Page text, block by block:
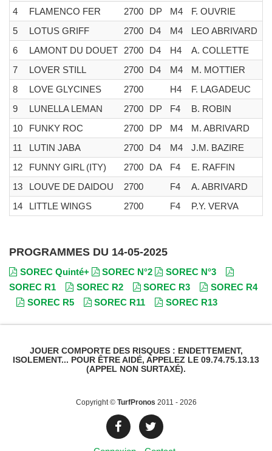
4
FLAMENCO FER 2700 DP M4 F. OUVRIE
5
LOTUS GRIFF 2700 D4 M4 LEO ABRIVARD
6
LAMONT DU DOUET 2700 D4 H4 A. COLLETTE
7
LOVER STILL 2700 D4 M4 M. MOTTIER
8
LOVE GLYCINES 2700 H4 F. LAGADEUC
9
LUNELLA LEMAN 2700 DP F4 B. ROBIN
10
FUNKY ROC 2700 DP M4 M. ABRIVARD
11
LUTIN JABA 2700 D4 M4 J.M. BAZIRE
12
FUNNY GIRL (ITY) 2700 DA F4 E. RAFFIN
13
LOUVE DE DAIDOU 2700 F4 A. ABRIVARD
14
LITTLE WINGS 2700 F4 P.Y. VERVA
PROGRAMMES DU 14-05-2025
SOREC Quinté+ SOREC N°2
SOREC N°3
SOREC R1
SOREC R2 SOREC R3
SOREC R4
SOREC R5
SOREC R11 SOREC R13
JOUER COMPORTE DES RISQUES : ENDETTEMENT,
ISOLEMENT... POUR ÊTRE AIDÉ, APPELEZ LE 09.74.75.13.13
(APPEL NON SURTAXÉ).
Copyright © TurfPronos 2011 - 2026